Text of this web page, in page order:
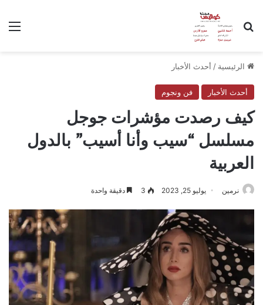
بحث عن
الرئيسية / أحدث الأخبار
أحدث الأخبار فن ونجوم
كيف رصدت مؤشرات جوجل
مسلسل “سيب وأنا أسيب” بالدول
العربية
نرمين يوليو 25, 2023 3 دقيقة واحدة